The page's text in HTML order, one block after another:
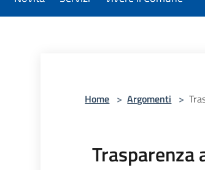
Home > Argomenti >